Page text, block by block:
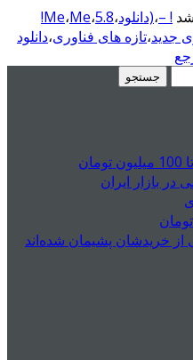
! –،(دانلود،5.8، Me،
Me!
جدید،تازه های فناوری،دانلود
از خریدشان پشیمان شده‌اند